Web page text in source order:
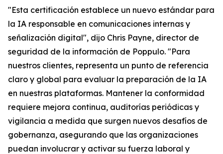
"Esta certificación establece un nuevo estándar para
la IA responsable en comunicaciones internas y
señalización digital", dijo Chris Payne, director de
seguridad de la información de Poppulo. "Para
nuestros clientes, representa un punto de referencia
claro y global para evaluar la preparación de la IA
en nuestras plataformas. Mantener la conformidad
requiere mejora continua, auditorías periódicas y
vigilancia a medida que surgen nuevos desafíos de
gobernanza, asegurando que las organizaciones
puedan involucrar y activar su fuerza laboral y